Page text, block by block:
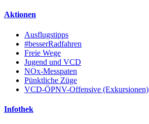
Aktionen
Ausflugstipps
#besserRadfahren
Freie Wege
Jugend und VCD
NOx-Messpaten
Pünktliche Züge
VCD-ÖPNV-Offensive (Exkursionen)
Infothek